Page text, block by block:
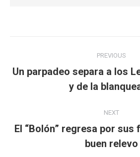
navigation
PREVIOUS
Previous
post:
Un parpadeo separa a los
y de la
NEXT
Next
post:
El “Bolón” regresa por
buen relevo